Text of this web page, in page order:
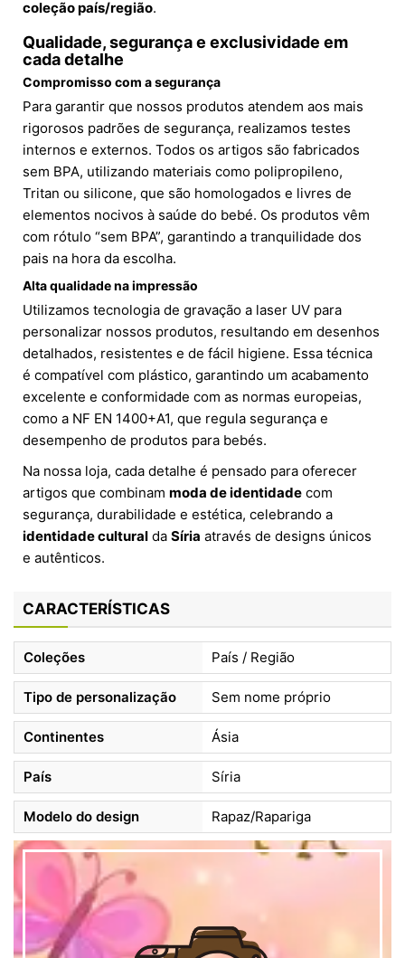
coleção país/região.
Qualidade, segurança e exclusividade em
cada detalhe
Compromisso com a segurança
Para garantir que nossos produtos atendem aos mais
rigorosos padrões de segurança, realizamos testes
internos e externos. Todos os artigos são fabricados
sem BPA, utilizando materiais como polipropileno,
Tritan ou silicone, que são homologados e livres de
elementos nocivos à saúde do bebé. Os produtos vêm
com rótulo “sem BPA”, garantindo a tranquilidade dos
pais na hora da escolha.
Alta qualidade na impressão
Utilizamos tecnologia de gravação a laser UV para
personalizar nossos produtos, resultando em desenhos
detalhados, resistentes e de fácil higiene. Essa técnica
é compatível com plástico, garantindo um acabamento
excelente e conformidade com as normas europeias,
como a NF EN 1400+A1, que regula segurança e
desempenho de produtos para bebés.
Na nossa loja, cada detalhe é pensado para oferecer
artigos que combinam moda de identidade com
segurança, durabilidade e estética, celebrando a
identidade cultural da Síria através de designs únicos
e autênticos.
CARACTERÍSTICAS
Coleções País / Região
Tipo de personalização Sem nome próprio
Continentes Ásia
País Síria
Modelo do design Rapaz/Rapariga